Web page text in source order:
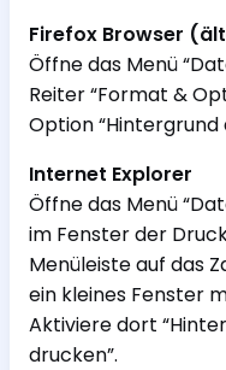
Firefox Browser
Öffne das Menü
Reiter “Format &
Option “Hintergrund
Internet Explorer
Öffne das Menü
im Fenster der
Menüleiste auf das
ein kleines Fenster
Aktiviere dort
drucken”.